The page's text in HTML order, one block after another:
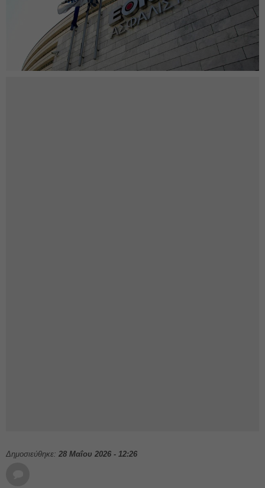
Δημοσιεύθηκε: 28 Μαΐου 2026 - 12:26